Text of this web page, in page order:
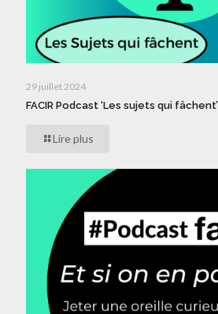
29 juillet 2024
FACIR Podcast ‘Les sujets qui
Lire plus